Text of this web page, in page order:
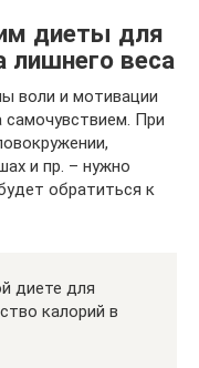
диеты для
лишнего веса
воли и мотивации
самочувствием. При
и пр. – нужно
обратиться к
диете для
калорий в